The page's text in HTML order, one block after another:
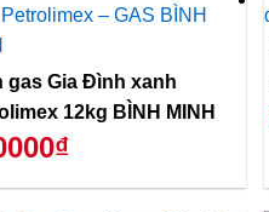
gas Gia Đình xanh
12kg BÌNH MINH